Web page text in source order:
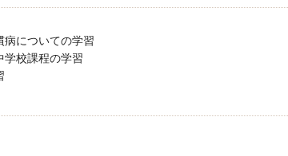
病についての学習
学校課程の学習